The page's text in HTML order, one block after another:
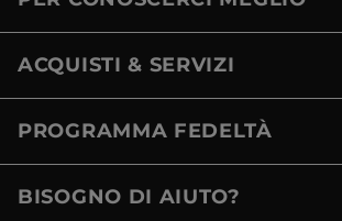
ACQUISTI & SERVIZI
PROGRAMMA FEDELTÀ
BISOGNO DI AIUTO?